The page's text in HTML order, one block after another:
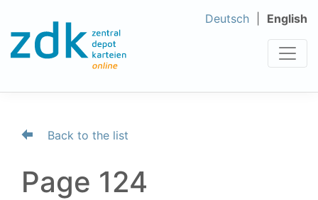
Deutsch English
Back to the list
Page 124